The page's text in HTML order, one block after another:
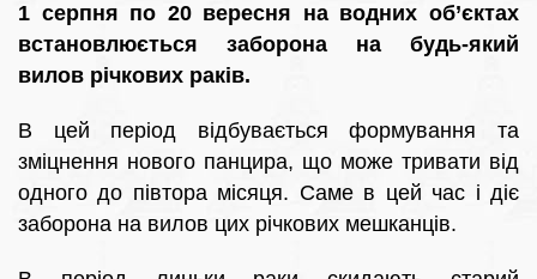
1 серпня по 20 вересня на водних об’єктах
встановлюється заборона на будь-який
вилов річкових раків.
В цей період відбувається формування та
зміцнення нового панцира, що може тривати від
одного до півтора місяця. Саме в цей час і діє
заборона на вилов цих річкових мешканців.